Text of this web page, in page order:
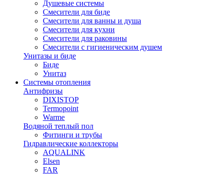
Душевые системы
Смесители для биде
Смесители для ванны и душа
Смесители для кухни
Смесители для раковины
Смесители с гигиеническим душем
Унитазы и биде
Биде
Унитаз
Системы отопления
Антифризы
DIXISTOP
Termopoint
Warme
Водяной теплый пол
Фитинги и трубы
Гидравлические коллекторы
AQUALINK
Elsen
FAR